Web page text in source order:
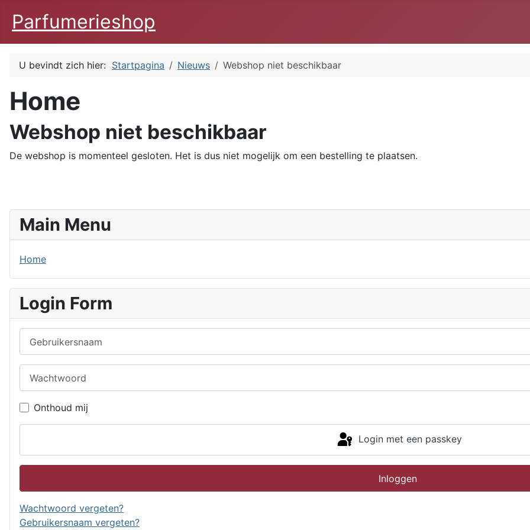
Parfumerieshop
U bevindt zich hier: Startpagina Nieuws Webshop niet beschikbaar
Home
Webshop niet beschikbaar
De webshop is momenteel gesloten. Het is dus niet mogelijk om een bestelling te plaatsen.
Main Menu
Home
Login Form
Onthoud mij
Login met een passkey
Inloggen
Wachtwoord vergeten?
Gebruikersnaam vergeten?